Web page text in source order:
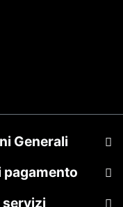
Generali
pagamento
servizi